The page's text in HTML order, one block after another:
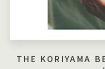
THE KORIYAMA